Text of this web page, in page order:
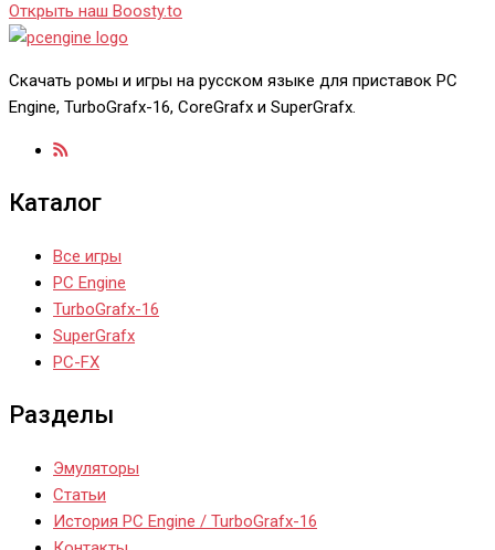
Открыть наш Boosty.to
Скачать ромы и игры на русском языке для приставок PC
Engine, TurboGrafx-16, CoreGrafx и SuperGrafx.
Каталог
Все игры
PC Engine
TurboGrafx-16
SuperGrafx
PC-FX
Разделы
Эмуляторы
Статьи
История PC Engine / TurboGrafx-16